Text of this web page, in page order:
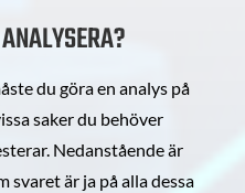
du göra en analys på
saker du behöver
Nedanstående är
svaret är ja på alla dessa